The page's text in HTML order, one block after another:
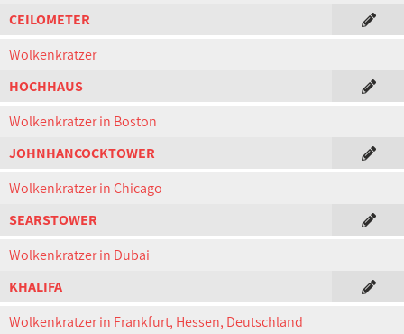
CEILOMETER
Wolkenkratzer
HOCHHAUS
Wolkenkratzer in Boston
JOHNHANCOCKTOWER
Wolkenkratzer in Chicago
SEARSTOWER
Wolkenkratzer in Dubai
KHALIFA
Wolkenkratzer in Frankfurt, Hessen, Deutschland